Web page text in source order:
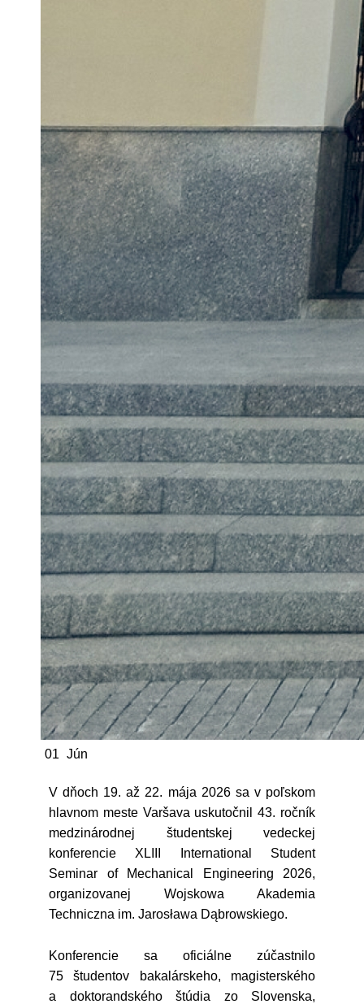
01 Jún
V dňoch 19. až 22. mája 2026 sa v poľskom
hlavnom meste Varšava uskutočnil 43. ročník
medzinárodnej študentskej vedeckej
konferencie XLIII International Student
Seminar of Mechanical Engineering 2026,
organizovanej Wojskowa Akademia
Techniczna im. Jarosława Dąbrowskiego.
Konferencie sa oficiálne zúčastnilo
75 študentov bakalárskeho, magisterského
a doktorandského štúdia zo Slovenska,